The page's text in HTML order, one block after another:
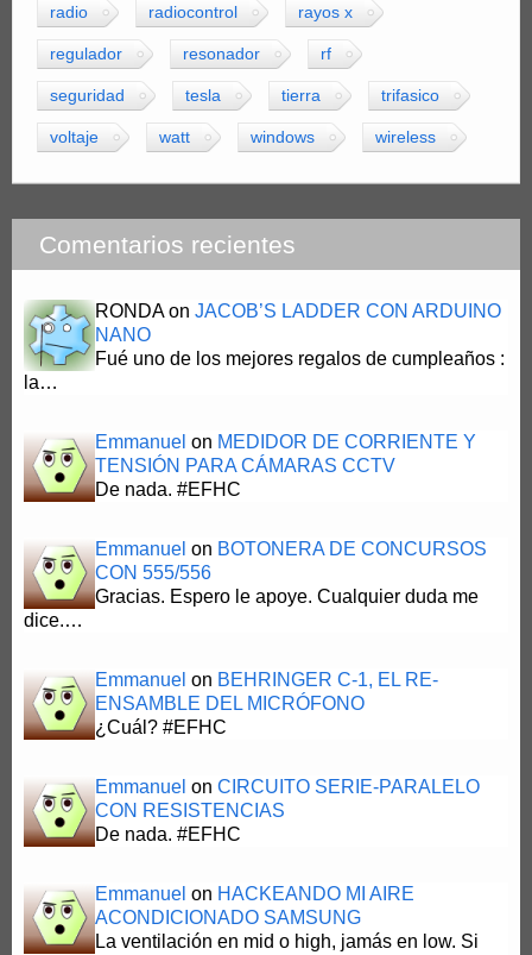
radio radiocontrol rayos x
regulador resonador rf
seguridad tesla tierra trifasico
voltaje watt windows wireless
Comentarios recientes
RONDA on JACOB’S LADDER CON ARDUINO
NANO
Fué uno de los mejores regalos de cumpleaños :
la…
Emmanuel on MEDIDOR DE CORRIENTE Y
TENSIÓN PARA CÁMARAS CCTV
De nada. #EFHC
Emmanuel on BOTONERA DE CONCURSOS
CON 555/556
Gracias. Espero le apoye. Cualquier duda me
dice.…
Emmanuel on BEHRINGER C-1, EL RE-
ENSAMBLE DEL MICRÓFONO
¿Cuál? #EFHC
Emmanuel on CIRCUITO SERIE-PARALELO
CON RESISTENCIAS
De nada. #EFHC
Emmanuel on HACKEANDO MI AIRE
ACONDICIONADO SAMSUNG
La ventilación en mid o high, jamás en low. Si